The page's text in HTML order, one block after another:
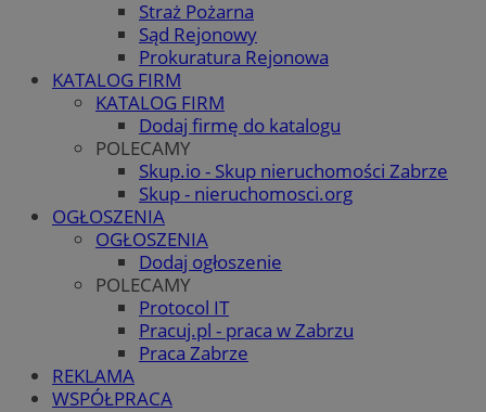
Straż Pożarna
Sąd Rejonowy
Prokuratura Rejonowa
KATALOG FIRM
KATALOG FIRM
Dodaj firmę do katalogu
POLECAMY
Skup.io - Skup nieruchomości Zabrze
Skup - nieruchomosci.org
OGŁOSZENIA
OGŁOSZENIA
Dodaj ogłoszenie
POLECAMY
Protocol IT
Pracuj.pl - praca w Zabrzu
Praca Zabrze
REKLAMA
WSPÓŁPRACA